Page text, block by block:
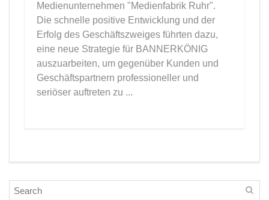
Medienunternehmen "Medienfabrik Ruhr".
Die schnelle positive Entwicklung und der
Erfolg des Geschäftszweiges führten dazu,
eine neue Strategie für BANNERKÖNIG
auszuarbeiten, um gegenüber Kunden und
Geschäftspartnern professioneller und
seriöser auftreten zu ...